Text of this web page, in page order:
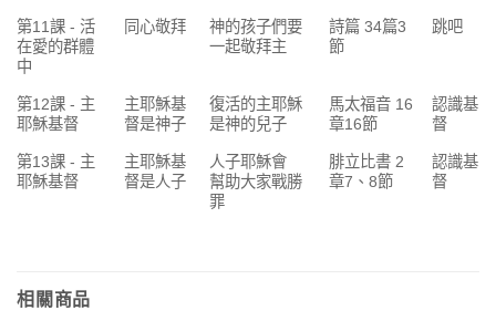
第11課 - 活
在愛的群體
中
同心敬拜
神的孩子們要
一起敬拜主
詩篇 34篇3
節
跳吧
第12課 - 主
耶穌基督
主耶穌基
督是神子
復活的主耶穌
是神的兒子
馬太福音 16
章16節
認識基
督
第13課 - 主
耶穌基督
主耶穌基
督是人子
人子耶穌會
幫助大家戰勝
罪
腓立比書 2
章7、8節
認識基
督
相關商品